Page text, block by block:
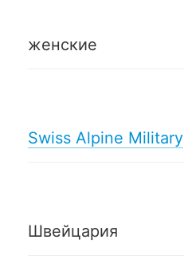
женские
Swiss Alpine Military
Швейцария